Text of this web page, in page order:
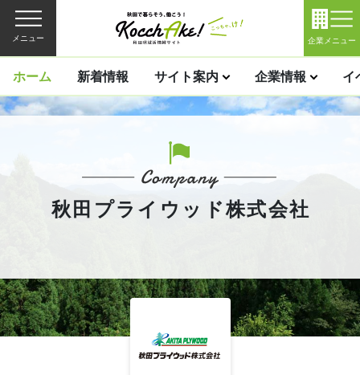
メニュー 企業メニュー
ホーム 新着情報 サイト案内 企業情報 イ
秋田プライウッド株式会社